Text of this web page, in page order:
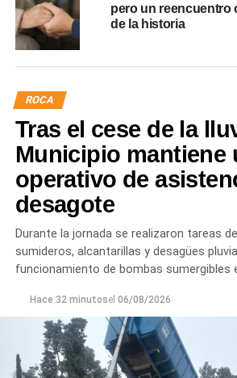
pero un reencuentro
de la historia
ROCA
Tras el cese de la
Municipio mantiene
operativo de
desagote
Durante la jornada se realizaron tareas
sumideros, alcantarillas y desagües
funcionamiento de bombas
Hace 32 minutosel 06/08/2026